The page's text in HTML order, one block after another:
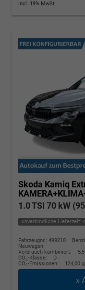
incl. 19% MwSt.
Skoda Kamiq
1.0 TSI 70 kW
unverbindliche Lieferzeit:
Fahrzeugnr.: 499210
Neuwagen
Verbrauch kombiniert:
CO2-Klasse:
D
CO2-Emissionen: 124,00
»